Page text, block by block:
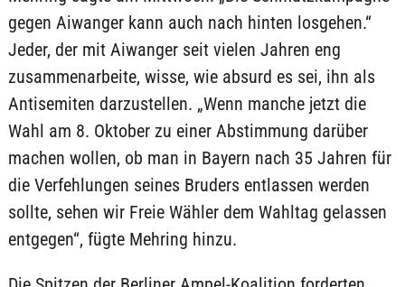
gegen Aiwanger kann auch nach hinten losgehen.“
Jeder, der mit Aiwanger seit vielen Jahren eng
zusammenarbeite, wisse, wie absurd es sei, ihn als
Antisemiten darzustellen. „Wenn manche jetzt die
Wahl am 8. Oktober zu einer Abstimmung darüber
machen wollen, ob man in Bayern nach 35 Jahren für
die Verfehlungen seines Bruders entlassen werden
sollte, sehen wir Freie Wähler dem Wahltag gelassen
entgegen“, fügte Mehring hinzu.